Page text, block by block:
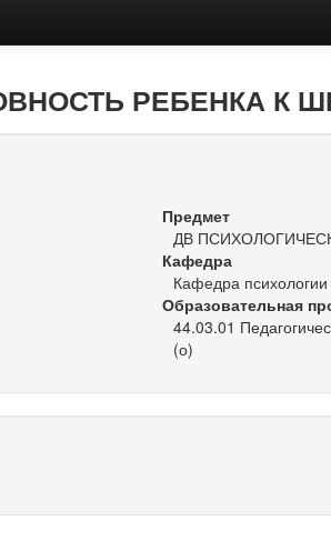
РЕБЕНКА К
Предмет
ДВ
Кафедра
Кафедра психологии
Образовательная
44.03.01
(о)